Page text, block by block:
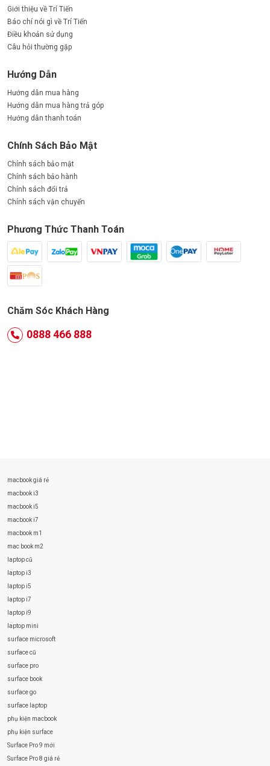
Giới thiệu về Trí Tiến
Báo chí nói gì về Trí Tiến
Điều khoản sử dụng
Câu hỏi thường gặp
Hướng Dẫn
Hướng dẫn mua hàng
Hướng dẫn mua hàng trả góp
Hướng dẫn thanh toán
Chính Sách Bảo Mật
Chính sách bảo mật
Chính sách bảo hành
Chính sách đổi trả
Chính sách vận chuyển
Phương Thức Thanh Toán
Chăm Sóc Khách Hàng
0888 466 888
macbook giá rẻ
macbook i3
macbook i5
macbook i7
macbook m1
mac book m2
laptop cũ
laptop i3
laptop i5
laptop i7
laptop i9
laptop mini
surface microsoft
surface cũ
surface pro
surface book
surface go
surface laptop
phụ kiện macbook
phụ kiện surface
Surface Pro 9 mới
Surface Pro 8 giá rẻ